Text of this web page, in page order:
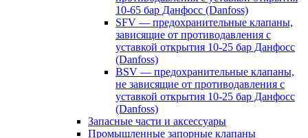
10-65 бар Данфосс (Danfoss)
SFV — предохранительные клапаны,
зависящие от противодавления с
уставкой открытия 10-25 бар Данфосс
(Danfoss)
BSV — предохранительные клапаны,
не зависящие от противодавления с
уставкой открытия 10-25 бар Данфосс
(Danfoss)
Запасные части и аксессуары
Промышленные запорные клапаны